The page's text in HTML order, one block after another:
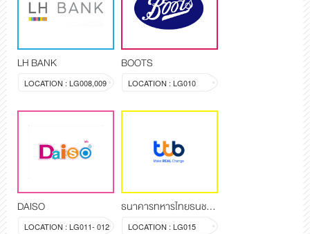
LH BANK
LOCATION : LG008,009
BOOTS
LOCATION : LG010
DAISO
LOCATION : LG011- 012
ธนาคารทหารไทยธนชาต จำกัด (มหาชน)
LOCATION : LG015